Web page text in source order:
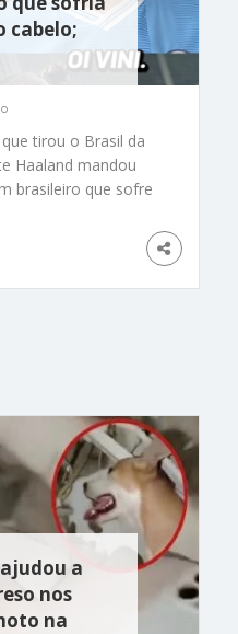
cabelo;
tirou o Brasil da
Haaland mandou
brasileiro que sofre
A estrela do
que o Vinícius
nunca vai
a
nos
na